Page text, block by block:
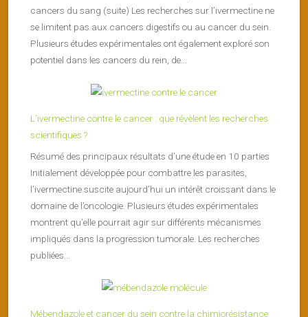
cancers du sang (suite) Les recherches sur l’ivermectine ne
se limitent pas aux cancers digestifs ou au cancer du sein.
Plusieurs études expérimentales ont également exploré son
potentiel dans les cancers du rein, de...
L’ivermectine contre le cancer : que révèlent les recherches
scientifiques ?
Résumé des principaux résultats d’une étude en 10 parties
Initialement développée pour combattre les parasites,
l’ivermectine suscite aujourd’hui un intérêt croissant dans le
domaine de l’oncologie. Plusieurs études expérimentales
montrent qu’elle pourrait agir sur différents mécanismes
impliqués dans la progression tumorale. Les recherches
publiées...
Mébendazole et cancer du sein contre la chimiorésistance